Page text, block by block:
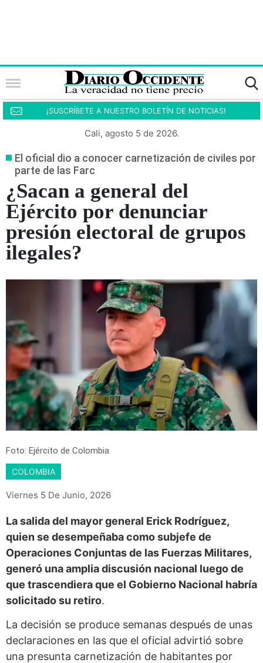
¡SUSCRÍBETE A NUESTRO BOLETÍN DE NOTICIAS!
Cali, agosto 5 de 2026.
El oficial dio a conocer carnetización de civiles por
parte de las Farc
¿Sacan a general del
Ejército por denunciar
presión electoral de grupos
ilegales?
Foto: Ejército de Colombia
COLOMBIA
Viernes 5 De Junio, 2026
La salida del mayor general Erick Rodríguez,
quien se desempeñaba como subjefe de
Operaciones Conjuntas de las Fuerzas Militares,
generó una amplia discusión nacional luego de
que trascendiera que el Gobierno Nacional habría
solicitado su retiro.
La decisión se produce semanas después de unas
declaraciones en las que el oficial advirtió sobre
una presunta carnetización de habitantes por